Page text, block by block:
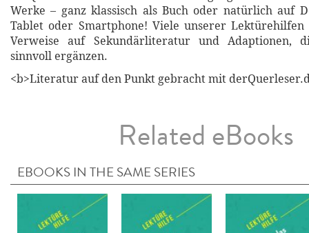
Werke – ganz klassisch als Buch oder natürlich auf
Tablet oder Smartphone! Viele unserer Lektürehilfen
Verweise auf Sekundärliteratur und Adaptionen,
sinnvoll ergänzen.
<b>Literatur auf den Punkt gebracht mit
Related eBooks
EBOOKS IN THE SAME SERIES